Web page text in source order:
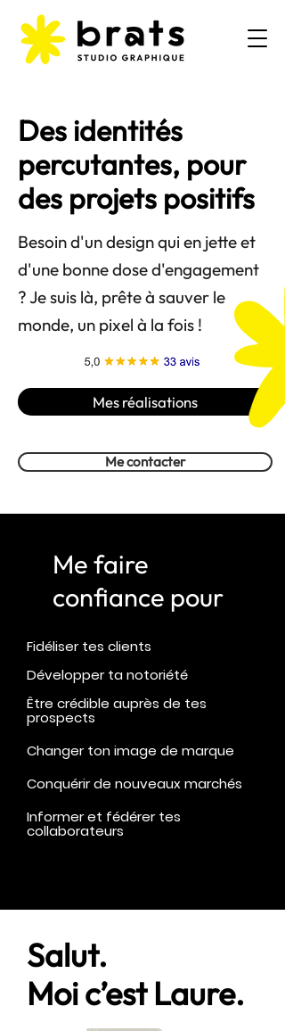
Des identités
percutantes, pour
des projets positifs
Besoin d'un design qui en jette et
d'une bonne dose d'engagement
? Je suis là, prête à sauver le
monde, un pixel à la fois !
Mes réalisations
Me contacter
Me faire
confiance pour
Fidéliser tes clients
Développer ta notoriété
Être crédible auprès de tes
prospects
Changer ton image de marque
Conquérir de nouveaux marchés
Informer et fédérer tes
collaborateurs
Salut.
Moi c’est Laure.